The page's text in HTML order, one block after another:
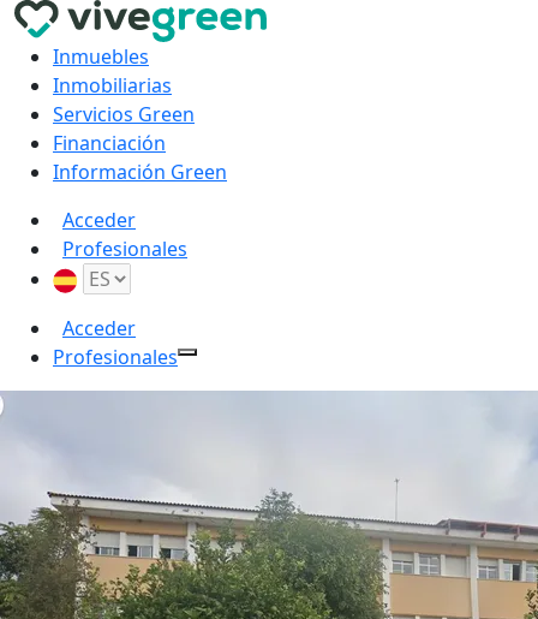
Inmuebles
Inmobiliarias
Servicios Green
Financiación
Información Green
Acceder
Profesionales
Acceder
Profesionales